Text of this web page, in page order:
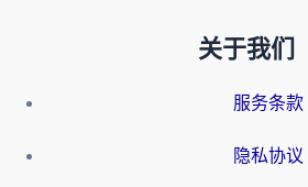
关于我们
服务条款
隐私协议